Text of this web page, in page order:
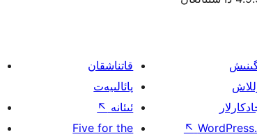
↖
قاتناشقان
پائالىيەت
ئىئانە ↖
Five for the